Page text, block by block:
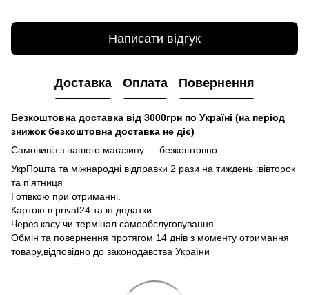
Написати відгук
Доставка Оплата Повернення
Безкоштовна доставка від 3000грн по Україні (на період
знижок безкоштовна доставка не діє)
Самовивіз з нашого магазину — безкоштовно.
УкрПошта та міжнародні відправки 2 рази на тиждень :вівторок
та п'ятниця
Готівкою при отриманні.
Картою в privat24 та ін додатки
Через касу чи термінал самообслуговування.
Обмін та повернення протягом 14 днів з моменту отримання
товару,відповідно до законодавства України